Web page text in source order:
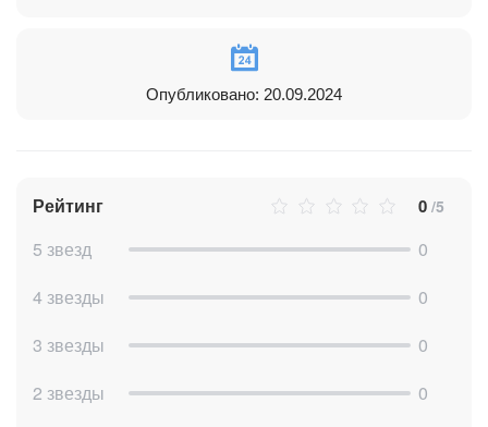
Опубликовано: 20.09.2024
Рейтинг 0 /5
5 звезд
0
4 звезды
0
3 звезды
0
2 звезды
0